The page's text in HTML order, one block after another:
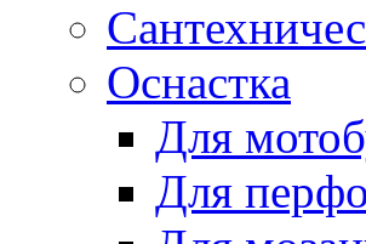
Оснастка
Для
Для